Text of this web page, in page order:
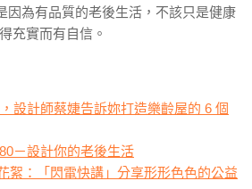
因為有品質的老後生活，不該只是健康
充實而有自信。
設計師蔡婕告訴妳打造樂齡屋的 6 個
－設計你的老後生活
絮：「閃電快講」分享形形色色的公益